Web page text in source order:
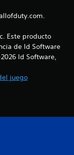
Este producto
de Id Software
Id Software,
juego